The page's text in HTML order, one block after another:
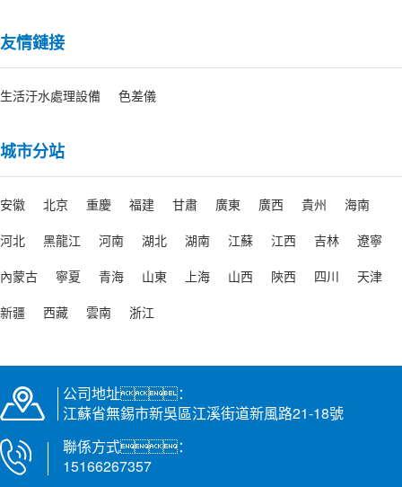
在選擇高壓粉色网站入口噴嘴類型時，需
麵的，以下是詳細介紹
及注意事項
黑龍江高壓粉色网站入口使用方法
高壓粉色网站入口通過高壓水流實現高效清
潔，廣泛應用於家庭、工
友情鏈接
生活汙水處理設備 色差儀
城市分站
安徽 北京 重慶 福建 甘肅 廣東 廣西 貴州
海南
河北
黑龍江 河南 湖北 湖南 江蘇 江西 吉林
遼寧
內蒙古
寧夏 青海 山東 上海 山西 陝西 四川
天津
新疆
西藏 雲南 浙江
公司地址：
江蘇省無錫市新吳區江溪街道新風路21-18號
聯係方式：
15166267357